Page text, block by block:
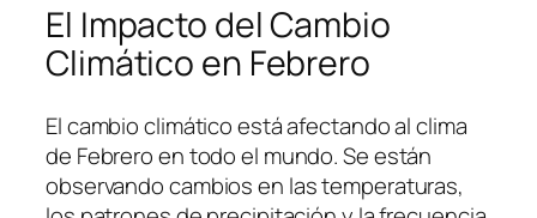
El Impacto del Cambio
Climático en Febrero
El cambio climático está afectando al clima
de Febrero en todo el mundo. Se están
observando cambios en las temperaturas,